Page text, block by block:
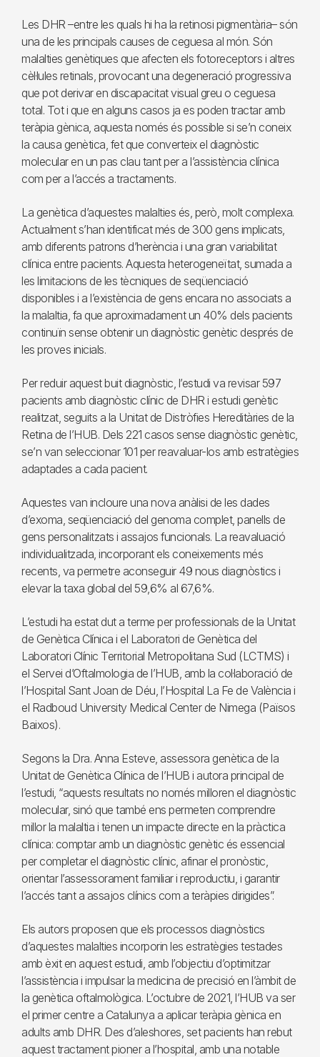
Les DHR –entre les quals hi ha la retinosi pigmentària– són
una de les principals causes de ceguesa al món. Són
malalties genètiques que afecten els fotoreceptors i altres
cèl·lules retinals, provocant una degeneració progressiva
que pot derivar en discapacitat visual greu o ceguesa
total. Tot i que en alguns casos ja es poden tractar amb
teràpia gènica, aquesta només és possible si se’n coneix
la causa genètica, fet que converteix el diagnòstic
molecular en un pas clau tant per a l’assistència clínica
com per a l’accés a tractaments.
La genètica d’aquestes malalties és, però, molt complexa.
Actualment s’han identificat més de 300 gens implicats,
amb diferents patrons d’herència i una gran variabilitat
clínica entre pacients. Aquesta heterogeneïtat, sumada a
les limitacions de les tècniques de seqüenciació
disponibles i a l’existència de gens encara no associats a
la malaltia, fa que aproximadament un 40% dels pacients
continuïn sense obtenir un diagnòstic genètic després de
les proves inicials.
Per reduir aquest buit diagnòstic, l’estudi va revisar 597
pacients amb diagnòstic clínic de DHR i estudi genètic
realitzat, seguits a la Unitat de Distròfies Hereditàries de la
Retina de l’HUB. Dels 221 casos sense diagnòstic genètic,
se’n van seleccionar 101 per reavaluar-los amb estratègies
adaptades a cada pacient.
Aquestes van incloure una nova anàlisi de les dades
d’exoma, seqüenciació del genoma complet, panells de
gens personalitzats i assajos funcionals. La reavaluació
individualitzada, incorporant els coneixements més
recents, va permetre aconseguir 49 nous diagnòstics i
elevar la taxa global del 59,6% al 67,6%.
L’estudi ha estat dut a terme per professionals de la Unitat
de Genètica Clínica i el Laboratori de Genètica del
Laboratori Clínic Territorial Metropolitana Sud (LCTMS) i
el Servei d’Oftalmologia de l’HUB, amb la col·laboració de
l’Hospital Sant Joan de Déu, l’Hospital La Fe de València i
el Radboud University Medical Center de Nimega (Països
Baixos).
Segons la Dra. Anna Esteve, assessora genètica de la
Unitat de Genètica Clínica de l’HUB i autora principal de
l’estudi, “aquests resultats no només milloren el diagnòstic
molecular, sinó que també ens permeten comprendre
millor la malaltia i tenen un impacte directe en la pràctica
clínica: comptar amb un diagnòstic genètic és essencial
per completar el diagnòstic clínic, afinar el pronòstic,
orientar l’assessorament familiar i reproductiu, i garantir
l’accés tant a assajos clínics com a teràpies dirigides”.
Els autors proposen que els processos diagnòstics
d’aquestes malalties incorporin les estratègies testades
amb èxit en aquest estudi, amb l’objectiu d’optimitzar
l’assistència i impulsar la medicina de precisió en l’àmbit de
la genètica oftalmològica. L’octubre de 2021, l’HUB va ser
el primer centre a Catalunya a aplicar teràpia gènica en
adults amb DHR. Des d’aleshores, set pacients han rebut
aquest tractament pioner a l’hospital, amb una notable